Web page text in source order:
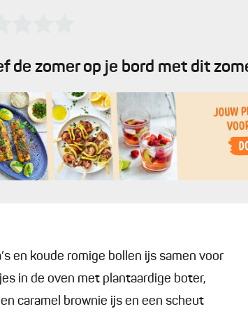
de zomer op je bord met dit
en koude romige bollen ijs samen voor
in de oven met plantaardige boter,
caramel brownie ijs en een scheut